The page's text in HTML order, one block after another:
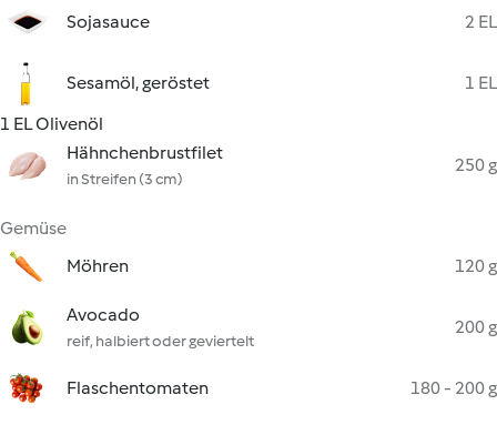
Sojasauce
2 EL
Sesamöl, geröstet
1 EL
1 EL Olivenöl
Hähnchenbrustfilet
in Streifen (3 cm)
250 g
Gemüse
Möhren
120 g
Avocado
reif, halbiert oder geviertelt
200 g
Flaschentomaten 180 - 200 g